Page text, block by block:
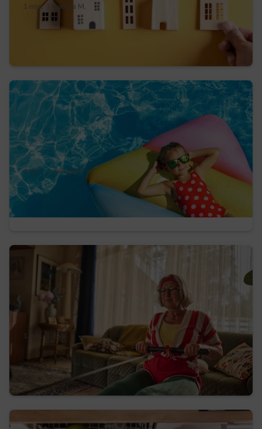
1 min. Laetitia M.
Compteur digital en Wallonie : calendrier,
4 min. | Sébastien V.
Votre check-list économies d’énergie avant
Eva
Bouger sans muscler le budget, comment
faire du sport et des économies ?